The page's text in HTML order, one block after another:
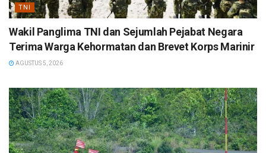
TNI
Wakil Panglima TNI dan Sejumlah Pejabat Negara
Terima Warga Kehormatan dan Brevet Korps Marinir
AGUSTUS 5, 2026